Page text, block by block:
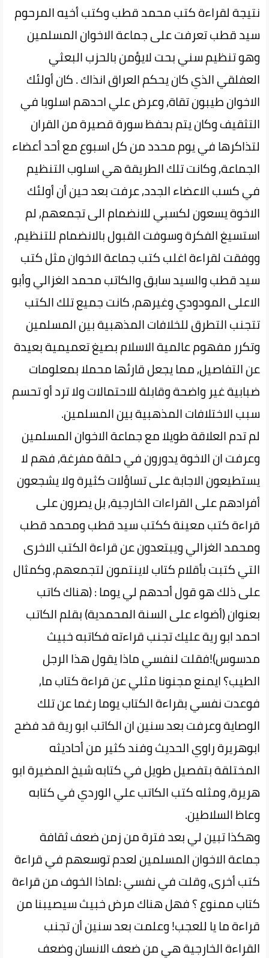
نتيجة لقراءة كتب محمد قطب وكتب أخيه المرحوم
سيد قطب تعرفت على جماعة الاخوان المسلمين
وهو تنظيم سني بحت لايؤمن بالحزب البعثي
العفلقي الذي كان يحكم العراق انذاك . كان أولئك
الاخوان طيبون تقاة, وعرض علي احدهم اسلوبا في
التثقيف وكان يتم بحفظ سورة قصيرة من القران
لتذاكرها في يوم محدد من كل اسبوع مع أحد أعضاء
الجماعة, وكانت تلك الطريقة هي اسلوب التنظيم
في كسب الاعضاء الجدد, عرفت بعد حين أن أولئك
الاخوة يسعون لكسبي للانضمام الى تجمعهم, لم
استسيغ الفكرة وسوفت القبول بالانضمام للتنظيم,
ووفقت لقراءة اغلب كتب جماعة الاخوان مثل كتب
سيد قطب والسيد سابق والكاتب محمد الغزالي وأبو
الاعلى المودودي وغيرهم, كانت جميع تلك الكتب
تتجنب التطرق للخلافات المذهبية بين المسلمين
وتكرر مفهوم عالمية الاسلام بصيغ تعميمية بعيدة
عن التفاصيل, مما يجعل قارئها محملا بمعلومات
ضبابية غير واضحة وقابلة للاحتمالات ولا ترد أو تحسم
سبب الاختلافات المذهبية بين المسلمين.
لم تدم العلاقة طويلا مع جماعة الاخوان المسلمين
وعرفت ان الاخوة يدورون في حلقة مفرغة, فهم لا
يستطيعون الاجابة على تساؤلات كثيرة ولا يشجعون
أفرادهم على القراءات الخارجية, بل يصرون على
قراءة كتب معينة ككتب سيد قطب ومحمد قطب
ومحمد الغزالي ويبتعدون عن قراءة الكتب الاخرى
التي كتبت بأقلام كتاب لاينتمون لتجمعهم, وكمثال
على ذلك هو قول أحدهم لي يوما : (هناك كاتب
بعنوان (أضواء على السنة المحمدية) بقلم الكاتب
احمد ابو رية عليك تجنب قراءته فكاتبه خبيث
مدسوس)!فقلت لنفسي ماذا يقول هذا الرجل
الطيب؟ ايمنع مجنونا مثلي عن قراءة كتاب ما,
فوعدت نفسي بقراءة الكتاب يوما رغما عن تلك
الوصاية وعرفت بعد سنين ان الكاتب ابو رية قد فضح
ابوهريرة راوي الحديث وفند كثير من أحاديثه
المختلقة بتفصيل طويل في كتابه شيخ المضيرة ابو
هريرة, ومثله كتب الكاتب علي الوردي في كتابه
وعاظ السلاطين.
وهكذا تبين لي بعد فترة من زمن ضعف ثقافة
جماعة الاخوان المسلمين لعدم توسعهم في قراءة
كتب أخرى, وقلت في نفسي :لماذا الخوف من قراءة
كتاب ممنوع ؟ فهل هناك مرض خبيث سيصيبنا من
قراءة ما يا للعجب! وعلمت بعد سنين أن تجنب
القراءة الخارجية هي من ضعف الانسان وضعف